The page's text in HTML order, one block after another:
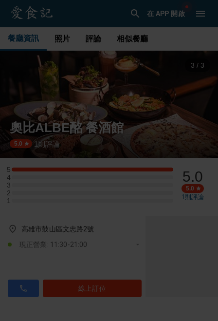
在 APP 開啟
餐廳資訊 照片 評論 相似餐廳
1 / 3
奧比ALBE酩 餐酒館
5.0 ·1 則評論
5
5 星：1 則評論
4
4 星：0 則評論
3
3 星：0 則評論
2
2 星：0 則評論
1
1 星：0 則評論
5.0
5.0
1則評論
高雄市鼓山區文忠路2號
現正營業: 11:30-21:00
線上訂位